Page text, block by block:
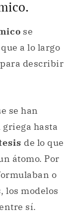
describir
se han
griega hasta
o
, los modelos
sí.
elmodelo
quien
a